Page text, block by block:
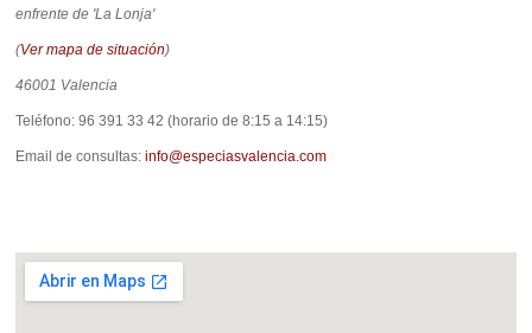
enfrente de 'La Lonja'
(Ver mapa de situación)
46001 Valencia
Teléfono: 96 391 33 42 (horario de 8:15 a 14:15)
Email de consultas: info@especiasvalencia.com